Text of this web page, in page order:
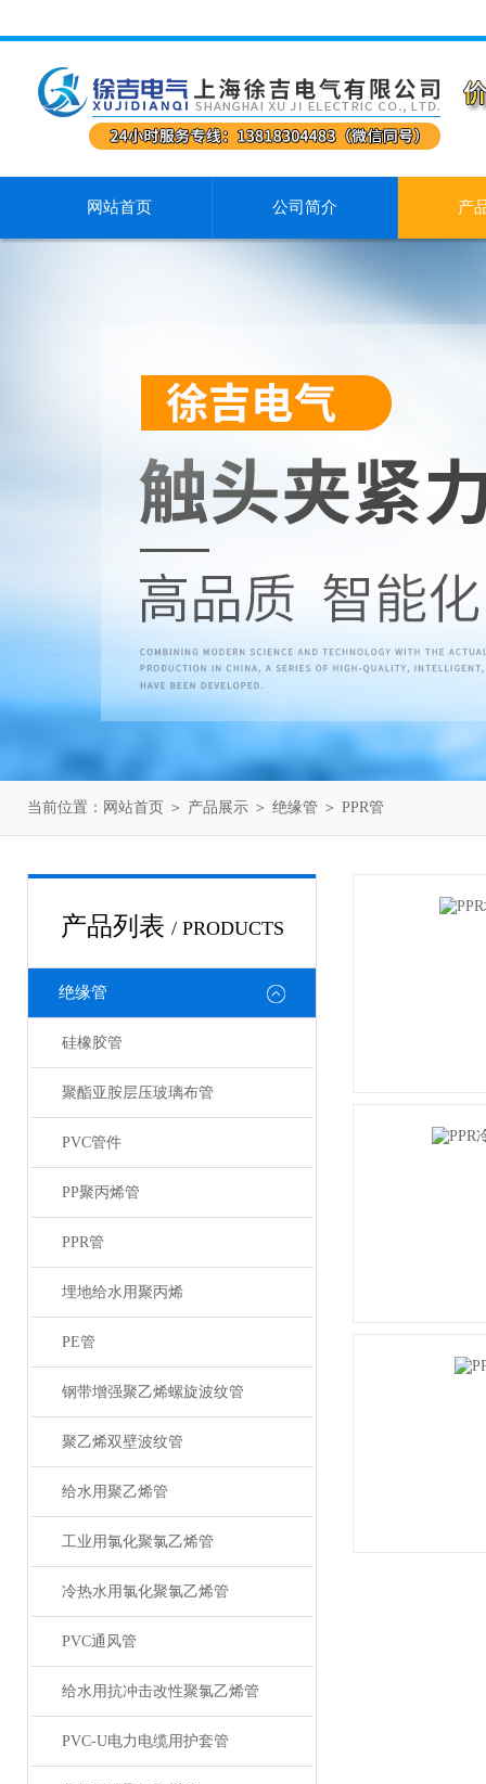
网站首页 公司简介 产
当前位置： 网站首页 ＞ 产品展示 ＞ 绝缘管 ＞ PPR管
产品列表 / PRODUCTS
绝缘管
硅橡胶管
聚酯亚胺层压玻璃布管
PVC管件
PP聚丙烯管
PPR管
埋地给水用聚丙烯
PE管
钢带增强聚乙烯螺旋波纹管
聚乙烯双壁波纹管
给水用聚乙烯管
工业用氯化聚氯乙烯管
冷热水用氯化聚氯乙烯管
PVC通风管
给水用抗冲击改性聚氯乙烯管
PVC-U电力电缆用护套管